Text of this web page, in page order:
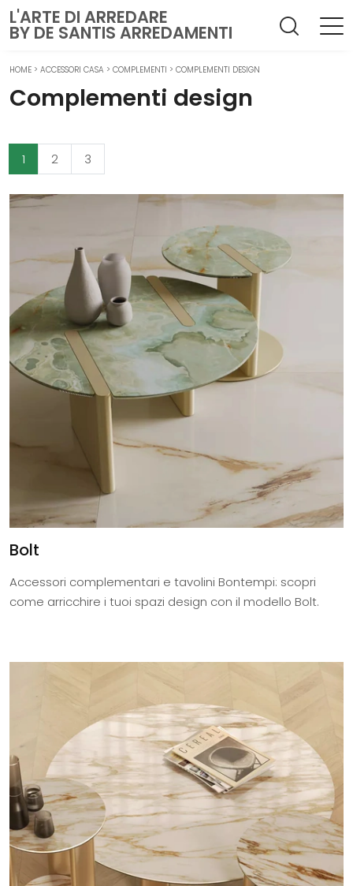
L'ARTE DI ARREDARE
BY DE SANTIS ARREDAMENTI
HOME > ACCESSORI CASA > COMPLEMENTI > COMPLEMENTI DESIGN
Complementi design
1 2 3
Bolt
Accessori complementari e tavolini Bontempi: scopri
come arricchire i tuoi spazi design con il modello Bolt.